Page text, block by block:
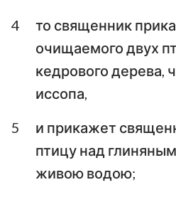
Михей
Аввакум
Аггей
Малахия
4
то священник
очищаемого двух
кедрового дерева,
иссопа,
5
и прикажет
птицу над
живою водою;